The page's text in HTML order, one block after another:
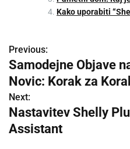
Kako uporabiti
P
o
s
t
Previous:
Samodejne Objave
Novic: Korak za
Next:
Nastavitev Shelly
Assistant